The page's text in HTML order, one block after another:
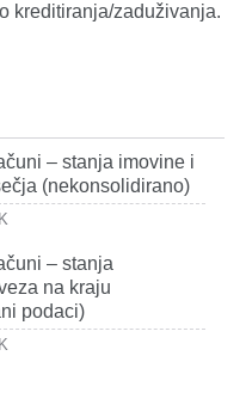
kreditiranja/zaduživanja.
– stanja imovine i
(nekonsolidirano)
– stanja
na kraju
podaci)